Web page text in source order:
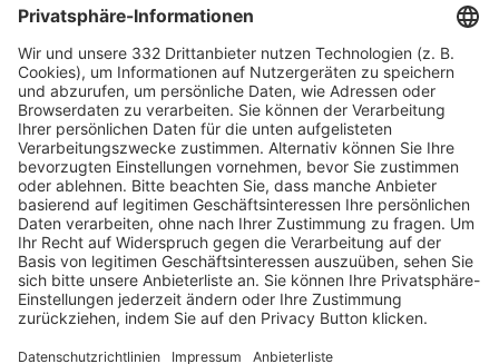
HÄUFIG BESUCHTE SEITEN
Pässe und Vereinswechsel
Trainerausbildung
Schulungsangebot Vereinsmitarbeiter
BFV-Geschäftsstellen
Trainerbörse
Login SpielPlus
FOLGE DEM BFV